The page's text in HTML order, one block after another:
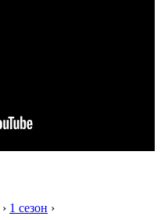
› 1 сезон ›